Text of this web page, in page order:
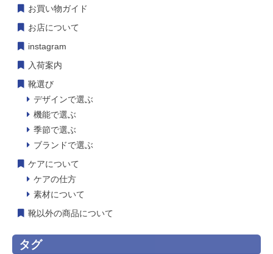
お買い物ガイド
お店について
instagram
入荷案内
靴選び
デザインで選ぶ
機能で選ぶ
季節で選ぶ
ブランドで選ぶ
ケアについて
ケアの仕方
素材について
靴以外の商品について
タグ